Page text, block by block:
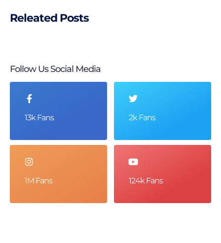
Releated Posts
Follow Us Social Media
13k Fans 2k Fans
1M Fans 124k Fans